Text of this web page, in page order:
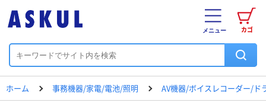
カゴ
メニュー
ホーム 事務機器/家電/電池/照明 AV機器/ボイスレコーダー/ド